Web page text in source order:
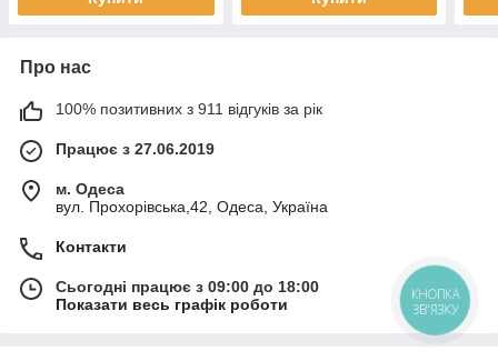
Про нас
100% позитивних з 911 відгуків за рік
Працює з 27.06.2019
м. Одеса
вул. Прохорівська,42, Одеса, Україна
Контакти
Сьогодні працює з 09:00 до 18:00
Показати весь графік роботи
КНОПКА
ЗВ'ЯЗКУ